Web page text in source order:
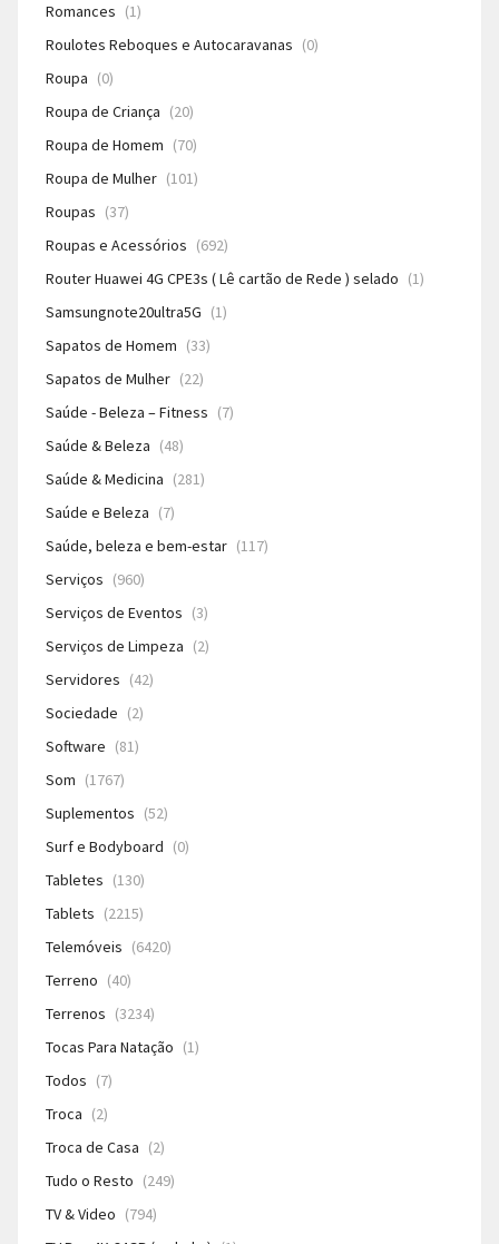
Romances (1)
Roulotes Reboques e Autocaravanas (0)
Roupa (0)
Roupa de Criança (20)
Roupa de Homem (70)
Roupa de Mulher (101)
Roupas (37)
Roupas e Acessórios (692)
Router Huawei 4G CPE3s ( Lê cartão de Rede ) selado (1)
Samsungnote20ultra5G (1)
Sapatos de Homem (33)
Sapatos de Mulher (22)
Saúde - Beleza – Fitness (7)
Saúde & Beleza (48)
Saúde & Medicina (281)
Saúde e Beleza (7)
Saúde, beleza e bem-estar (117)
Serviços (960)
Serviços de Eventos (3)
Serviços de Limpeza (2)
Servidores (42)
Sociedade (2)
Software (81)
Som (1767)
Suplementos (52)
Surf e Bodyboard (0)
Tabletes (130)
Tablets (2215)
Telemóveis (6420)
Terreno (40)
Terrenos (3234)
Tocas Para Natação (1)
Todos (7)
Troca (2)
Troca de Casa (2)
Tudo o Resto (249)
TV & Video (794)